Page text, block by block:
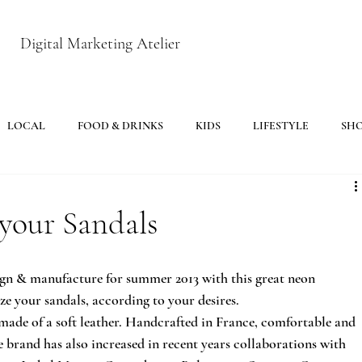
Digital Marketing Atelier
LOCAL FOOD & DRINKS KIDS LIFESTYLE
Sandals
& manufacture for summer 2013 with this great neon
your sandals, according to your desires.
of a soft leather. Handcrafted in France, comfortable and
has also increased in recent years collaborations with